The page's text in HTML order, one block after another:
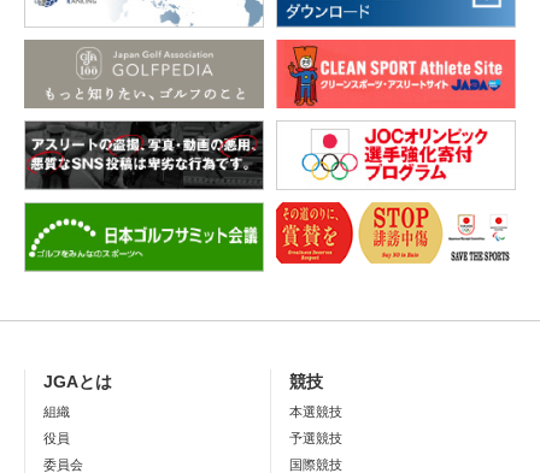
JGAとは
組織
役員
委員会
競技
本選競技
予選競技
国際競技